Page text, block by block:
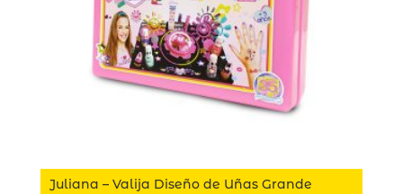
Juliana – Valija Diseño de Uñas Grande